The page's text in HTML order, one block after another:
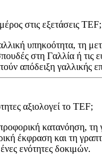
στις εξετάσεις TEF;
υπηκοότητα, τη
στη Γαλλία ή τις
απόδειξη γαλλικής
αξιολογεί το TEF;
κατανόηση, τη
έκφραση και τη
ενότητες δοκιμών.